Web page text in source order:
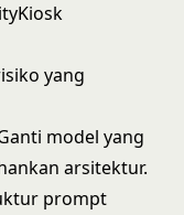
yang
model yang
arsitektur.
prompt